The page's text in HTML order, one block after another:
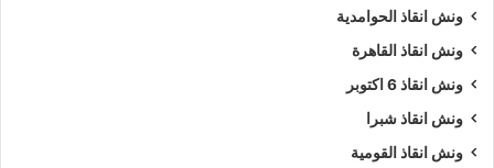
ونش انقاذ الحوامدية
ونش انقاذ القاهرة
ونش انقاذ 6 اكتوبر
ونش انقاذ شبرا
ونش انقاذ القومية